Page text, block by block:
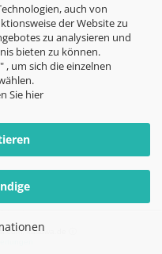
auch von
der Website zu
zu analysieren und
bieten zu können.
, um sich die einzelnen
Sie hier
kasuwa.de ⓘ